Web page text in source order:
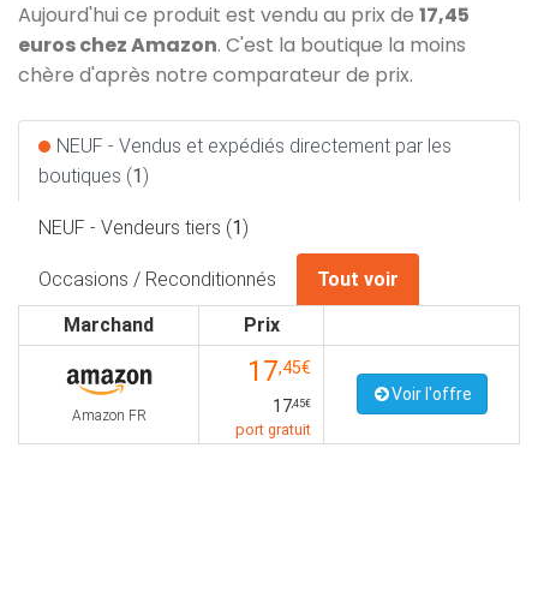
Aujourd'hui ce produit est vendu au prix de 17,45
euros chez Amazon. C'est la boutique la moins
chère d'après notre comparateur de prix.
NEUF - Vendus et expédiés directement par les
boutiques (1)
NEUF - Vendeurs tiers (1)
Occasions / Reconditionnés
Tout voir
Marchand
Prix
Amazon FR
17,45€
17,45€
port gratuit
Voir l'offre